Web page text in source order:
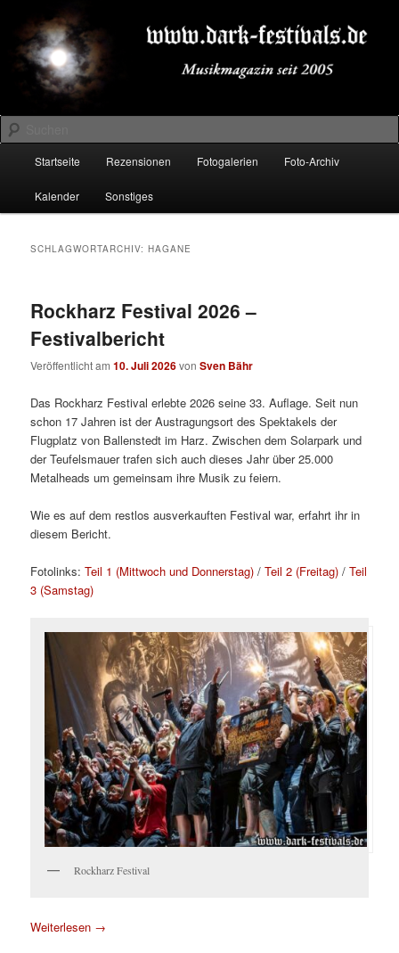
primären
Inhalt
springen
sekundären
Inhalt
springenDARK-FESTIVALS.DE
Suchen
Startseite Rezensionen Fotogalerien Foto-Archiv
Kalender Sonstiges
SCHLAGWORTARCHIV:HAGANE
Rockharz Festival 2026 –
Festivalbericht
Veröffentlicht am10. Juli 2026vonSven Bähr
Das Rockharz Festival erlebte 2026 seine 33. Auflage. Seit nun
schon 17 Jahren ist der Austragungsort des Spektakels der
Flugplatz von Ballenstedt im Harz. Zwischen dem Solarpark und
der Teufelsmauer trafen sich auch dieses Jahr über 25.000
Metalheads um gemeinsam ihre Musik zu feiern.
Wie es auf dem restlos ausverkauften Festival war, erfahrt ihr in
diesem Bericht.
Fotolinks:Teil 1 (Mittwoch und Donnerstag) /Teil 2 (Freitag) /Teil
3 (Samstag)
Rockharz Festival
Weiterlesen →